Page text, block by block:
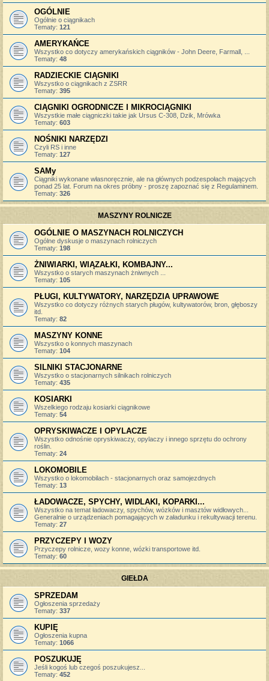
OGÓLNIE
Ogólnie o ciągnikach
Tematy: 121
AMERYKAŃCE
Wszystko co dotyczy amerykańskich ciągników - John Deere, Farmall, ...
Tematy: 48
RADZIECKIE CIĄGNIKI
Wszystko o ciągnikach z ZSRR
Tematy: 395
CIĄGNIKI OGRODNICZE I MIKROCIĄGNIKI
Wszystkie małe ciągniczki takie jak Ursus C-308, Dzik, Mrówka
Tematy: 603
NOŚNIKI NARZĘDZI
Czyli RS i inne
Tematy: 127
SAMy
Ciągniki wykonane własnoręcznie, ale na głównych podzespołach mających
ponad 25 lat. Forum na okres próbny - proszę zapoznać się z Regulaminem.
Tematy: 326
MASZYNY ROLNICZE
OGÓLNIE O MASZYNACH ROLNICZYCH
Ogólne dyskusje o maszynach rolniczych
Tematy: 198
ŻNIWIARKI, WIĄZAŁKI, KOMBAJNY...
Wszystko o starych maszynach żniwnych ...
Tematy: 105
PŁUGI, KULTYWATORY, NARZĘDZIA UPRAWOWE
Wszystko co dotyczy różnych starych pługów, kultywatorów, bron, głęboszy
itd.
Tematy: 82
MASZYNY KONNE
Wszystko o konnych maszynach
Tematy: 104
SILNIKI STACJONARNE
Wszystko o stacjonarnych silnikach rolniczych
Tematy: 435
KOSIARKI
Wszelkiego rodzaju kosiarki ciągnikowe
Tematy: 54
OPRYSKIWACZE I OPYLACZE
Wszystko odnośnie opryskiwaczy, opylaczy i innego sprzętu do ochrony
roślin.
Tematy: 24
LOKOMOBILE
Wszystko o lokomobilach - stacjonarnych oraz samojezdnych
Tematy: 13
ŁADOWACZE, SPYCHY, WIDLAKI, KOPARKI...
Wszystko na temat ładowaczy, spychów, wózków i masztów widłowych...
Generalnie o urządzeniach pomagających w załadunku i rekultywacji terenu.
Tematy: 27
PRZYCZEPY I WOZY
Przyczepy rolnicze, wozy konne, wózki transportowe itd.
Tematy: 60
GIEŁDA
SPRZEDAM
Ogłoszenia sprzedaży
Tematy: 337
KUPIĘ
Ogłoszenia kupna
Tematy: 1066
POSZUKUJĘ
Jeśli kogoś lub czegoś poszukujesz...
Tematy: 452